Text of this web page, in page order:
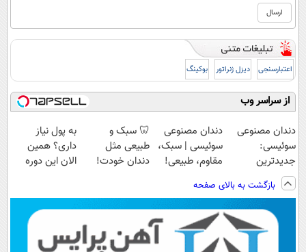
اعتبارسنجی دیزل ژنراتور بوکینگ
از سراسر وب
دندان مصنوعی
سوئیسی:
جدیدترین
فناوری اروپا،
سبک و مقاوم |
پرداخت قسطی
دندان مصنوعی
سوئیسی | سبک،
مقاوم، طبیعی!
رایگان+پرداخت
اقساطی😍
🦷 سبک و
طبیعی مثل
دندان خودت!
💳 📍 تهران
به پول نیاز
داری؟ همین
الان این دوره
بازگشت به بالای صفحه